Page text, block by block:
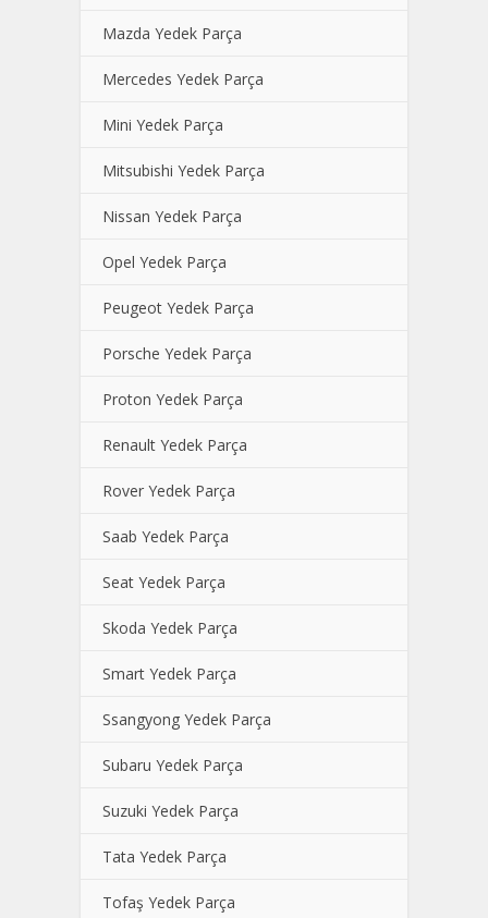
Mazda Yedek Parça
Mercedes Yedek Parça
Mini Yedek Parça
Mitsubishi Yedek Parça
Nissan Yedek Parça
Opel Yedek Parça
Peugeot Yedek Parça
Porsche Yedek Parça
Proton Yedek Parça
Renault Yedek Parça
Rover Yedek Parça
Saab Yedek Parça
Seat Yedek Parça
Skoda Yedek Parça
Smart Yedek Parça
Ssangyong Yedek Parça
Subaru Yedek Parça
Suzuki Yedek Parça
Tata Yedek Parça
Tofaş Yedek Parça